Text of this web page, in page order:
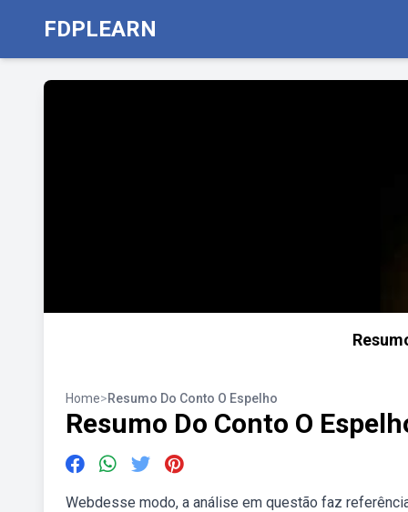
FDPLEARN
Home>Resumo Do Conto O Espelho
Resumo Do Conto O
Webdesse modo, a análise em questão faz